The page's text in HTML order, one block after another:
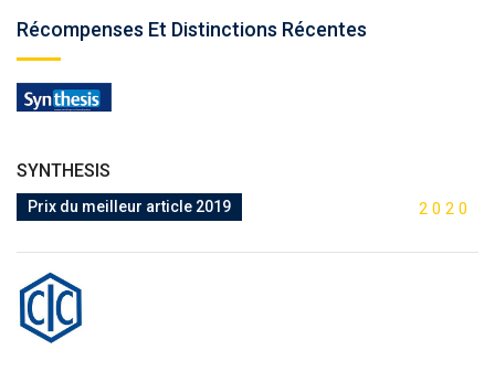
Récompenses Et Distinctions Récentes
SYNTHESIS
Prix du meilleur article 2019 2 0 2 0